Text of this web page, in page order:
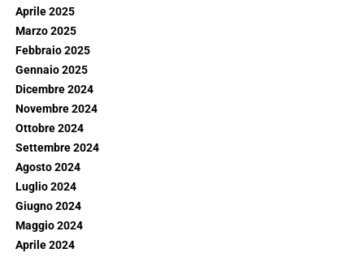
Aprile 2025
Marzo 2025
Febbraio 2025
Gennaio 2025
Dicembre 2024
Novembre 2024
Ottobre 2024
Settembre 2024
Agosto 2024
Luglio 2024
Giugno 2024
Maggio 2024
Aprile 2024